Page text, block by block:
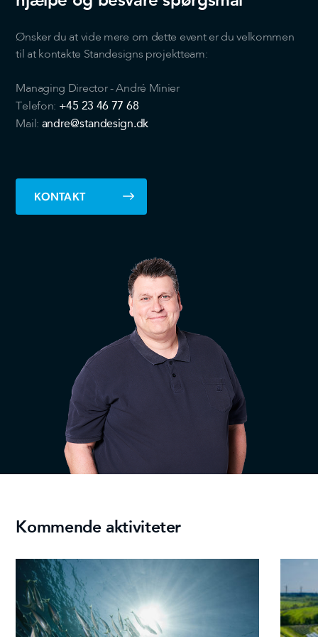
de har indsamlet fra din brug af deres tjenester.
Ønsker du at vide mere om dette event er du velkommen
til at kontakte Standesigns projektteam:
Managing Director - André Minier
Telefon: +45 23 46 77 68
Mail: andre@standesign.dk
KONTAKT
Kommende aktiviteter